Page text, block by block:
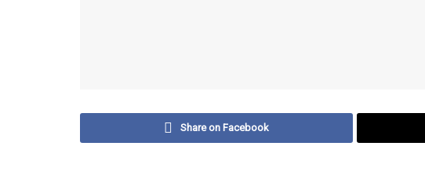
Share on Facebook